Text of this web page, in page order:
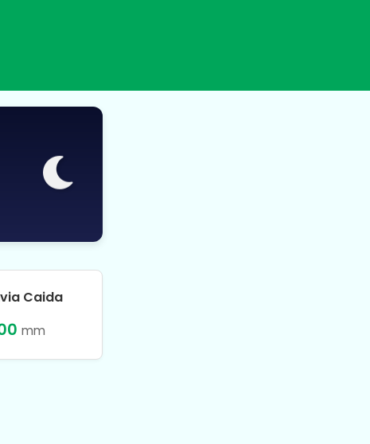
Caida
mm